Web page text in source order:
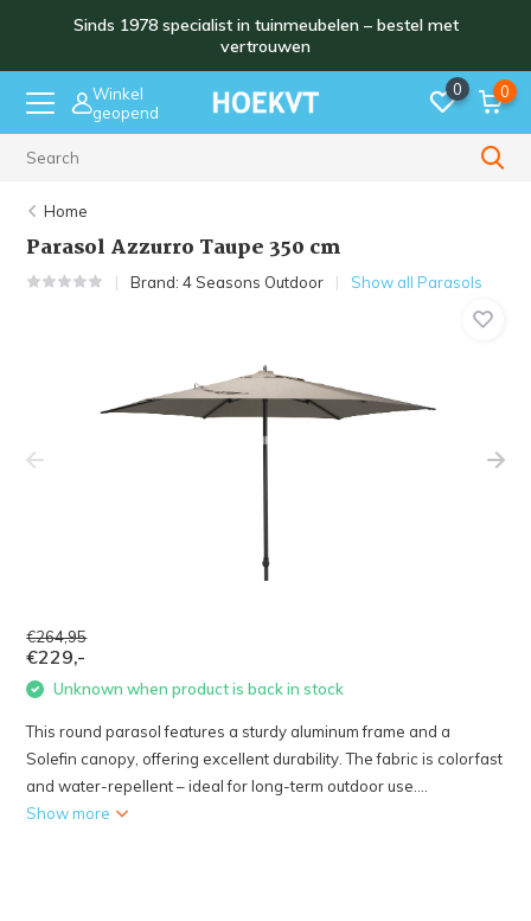
Sinds 1978 specialist in tuinmeubelen – bestel met
vertrouwen
Winkel
geopend
0 0
Home
Parasol Azzurro Taupe 350 cm
Brand:4 Seasons Outdoor Show all Parasols
€264,95
€229,-
Unknown when product is back in stock
This round parasol features a sturdy aluminum frame and a
Solefin canopy, offering excellent durability. The fabric is colorfast
and water-repellent – ideal for long-term outdoor use....
Show more